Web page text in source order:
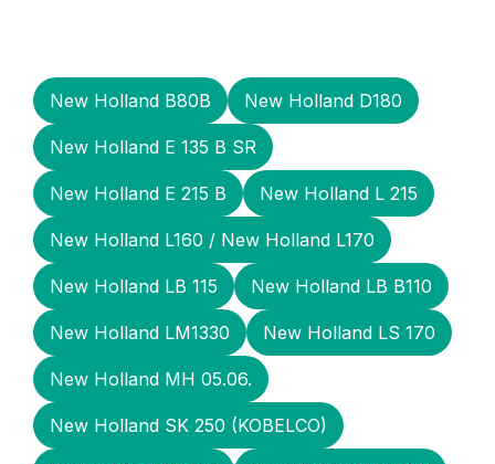
New Holland B80B New Holland D180
New Holland E 135 B SR
New Holland E 215 B New Holland L 215
New Holland L160 / New Holland L170
New Holland LB 115 New Holland LB B110
New Holland LM1330 New Holland LS 170
New Holland MH 05.06.
New Holland SK 250 (KOBELCO)